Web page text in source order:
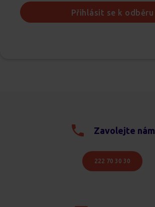
Přihlásit se k odběru
Zavolejte nám
222 70 30 30